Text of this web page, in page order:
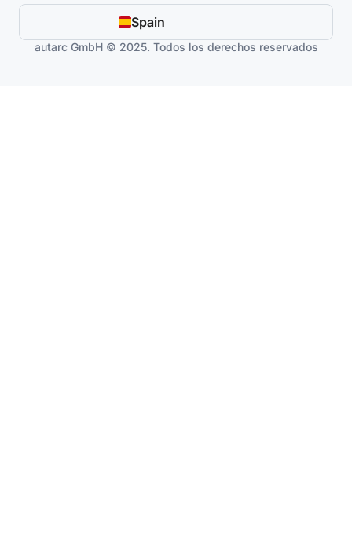
Spain
autarc GmbH © 2025. Todos los derechos reservados